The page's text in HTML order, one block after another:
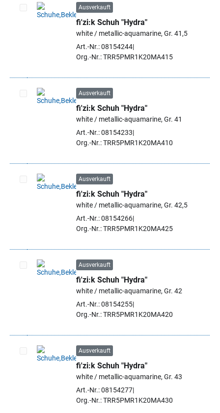
Artikel auswählen
Ausverkauft
fi'zi:k Schuh "Hydra"
white / metallic-aquamarine, Gr. 41,5
Art.-Nr.: 08154244
Org.-Nr.: TRR5PMR1K20MA415
Artikel auswählen
Ausverkauft
fi'zi:k Schuh "Hydra"
white / metallic-aquamarine, Gr. 41
Art.-Nr.: 08154233
Org.-Nr.: TRR5PMR1K20MA410
Artikel auswählen
Ausverkauft
fi'zi:k Schuh "Hydra"
white / metallic-aquamarine, Gr. 42,5
Art.-Nr.: 08154266
Org.-Nr.: TRR5PMR1K20MA425
Artikel auswählen
Ausverkauft
fi'zi:k Schuh "Hydra"
white / metallic-aquamarine, Gr. 42
Art.-Nr.: 08154255
Org.-Nr.: TRR5PMR1K20MA420
Artikel auswählen
Ausverkauft
fi'zi:k Schuh "Hydra"
white / metallic-aquamarine, Gr. 43
Art.-Nr.: 08154277
Org.-Nr.: TRR5PMR1K20MA430